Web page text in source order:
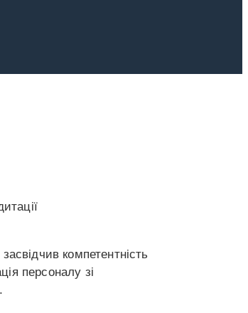
компетентність
персоналу зі